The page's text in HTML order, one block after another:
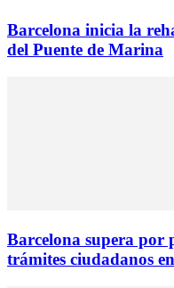
Barcelona inicia la
del Puente de Marina
Barcelona supera por
trámites ciudadanos